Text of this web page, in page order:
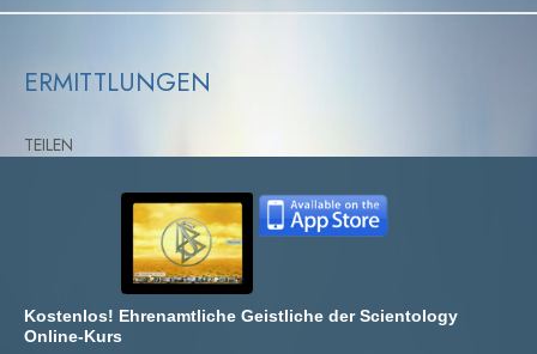
ERMITTLUNGEN
TEILEN
Kostenlos! Ehrenamtliche Geistliche der Scientology
Online-Kurs